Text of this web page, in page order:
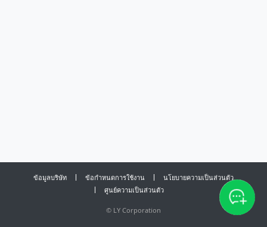
ข้อมูลบริษัท ข้อกำหนดการใช้งาน
นโยบายความเป็นส่วนตัว
ศูนย์ความเป็นส่วนตัว
© LY Corporation